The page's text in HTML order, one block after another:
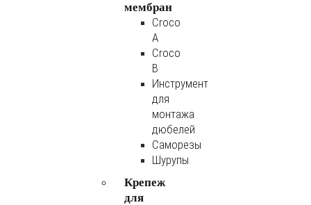
мембран
Croco
A
Croco
B
Инструмент
для
монтажа
дюбелей
Саморезы
Шурупы
Крепеж
для